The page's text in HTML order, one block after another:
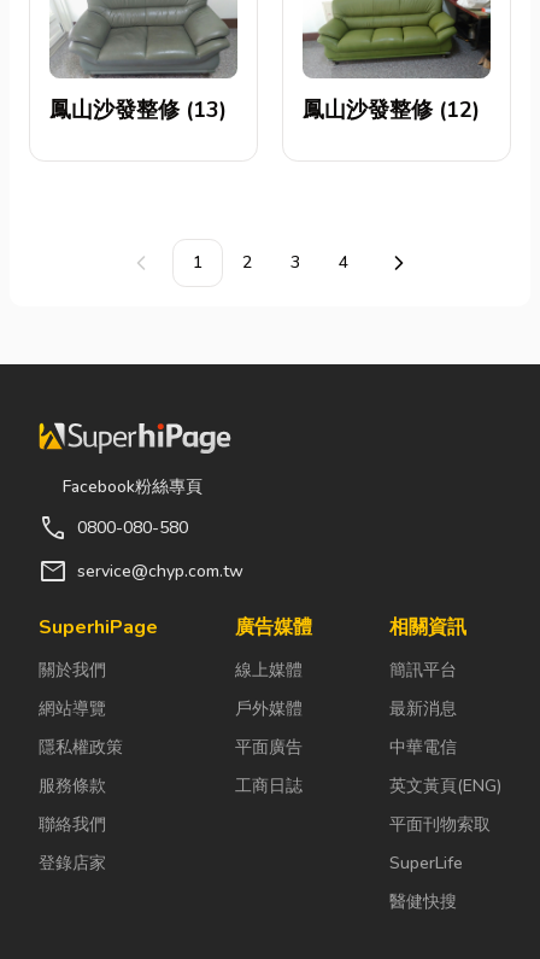
鳳山沙發整修 (13) 鳳山沙發整修 (12)
上一頁 1 2 3 4 下一頁
Facebook粉絲專頁
call 0800-080-580
mail service@chyp.com.tw
SuperhiPage
關於我們
網站導覽
隱私權政策
服務條款
聯絡我們
登錄店家
廣告媒體
線上媒體
戶外媒體
平面廣告
工商日誌
相關資訊
簡訊平台
最新消息
中華電信
英文黃頁(ENG)
平面刊物索取
SuperLife
醫健快搜